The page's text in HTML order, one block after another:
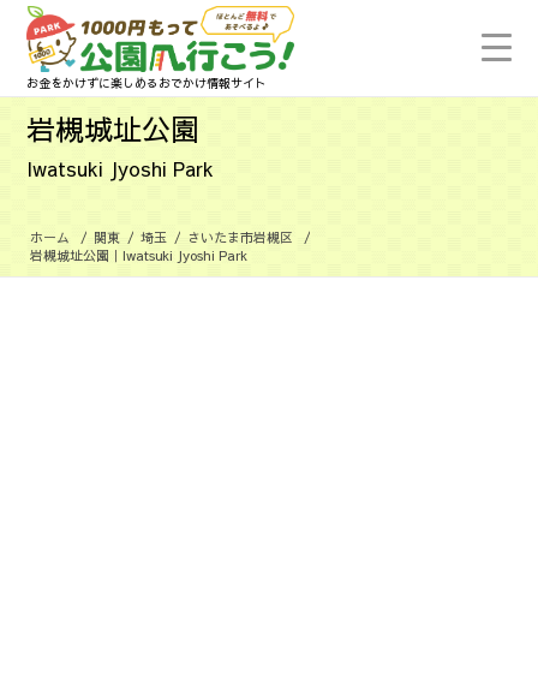
お金をかけずに楽しめるおでかけ情報サイト
岩槻城址公園
Iwatsuki Jyoshi Park
ホーム / 関東 / 埼玉 / さいたま市岩槻区
/
岩槻城址公園｜Iwatsuki Jyoshi Park